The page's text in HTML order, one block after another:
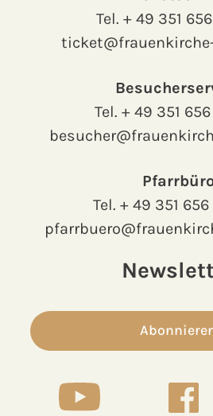
Tel. + 49 351
Tel. + 49 351
Tel. + 49 351